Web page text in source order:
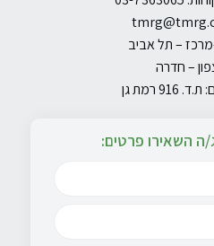
– תל אביב
– חדרה
רמת גן
ה השאירו פרטים: